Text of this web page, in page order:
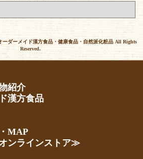
ダーメイド漢方食品・健康食品・自然派化粧品 All Rights
Reserved.
紹介
漢方食品
MAP
ンラインストア≫